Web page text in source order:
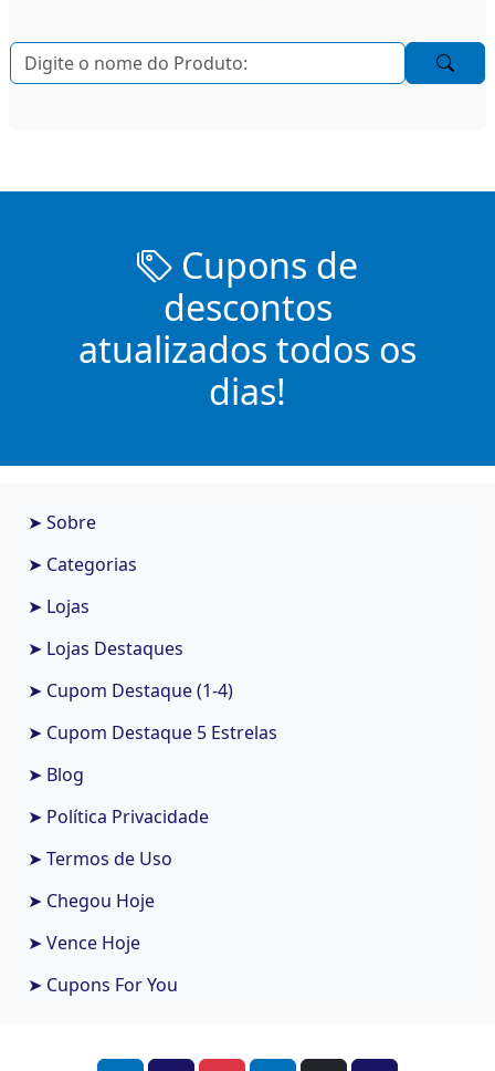
Cupons de
descontos
atualizados todos os
dias!
➤ Sobre
➤ Categorias
➤ Lojas
➤ Lojas Destaques
➤ Cupom Destaque (1-4)
➤ Cupom Destaque 5 Estrelas
➤ Blog
➤ Política Privacidade
➤ Termos de Uso
➤ Chegou Hoje
➤ Vence Hoje
➤ Cupons For You